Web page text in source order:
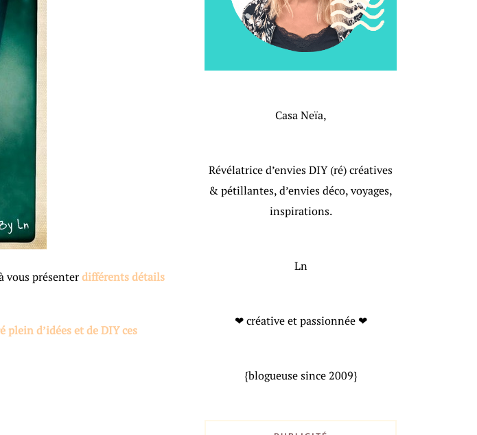
vous présenterdifférents détails
plein d’idées et de DIY ces
Casa Neïa,
Révélatrice d’envies DIY (ré) créatives
& pétillantes, d’envies déco, voyages,
inspirations.
Ln
❤ créative et passionnée ❤
{blogueuse since 2009}